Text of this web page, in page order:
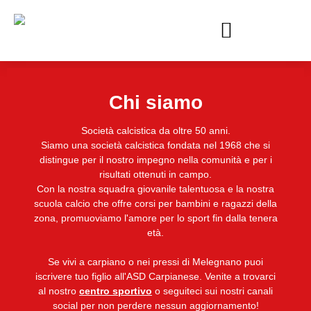
Chi siamo
Società calcistica da oltre 50 anni.
Siamo una società calcistica fondata nel 1968 che si
distingue per il nostro impegno nella comunità e per i
risultati ottenuti in campo.
Con la nostra squadra giovanile talentuosa e la nostra
scuola calcio che offre corsi per bambini e ragazzi della
zona, promuoviamo l'amore per lo sport fin dalla tenera
età.
Se vivi a carpiano o nei pressi di Melegnano puoi
iscrivere tuo figlio all'ASD Carpianese. Venite a trovarci
al nostro centro sportivo o seguiteci sui nostri canali
social per non perdere nessun aggiornamento!